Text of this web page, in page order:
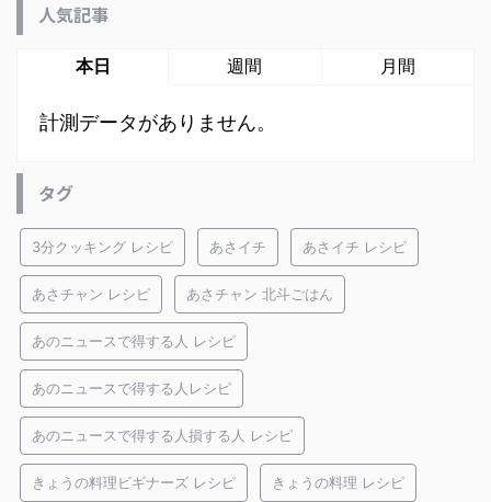
人気記事
本日 週間 月間
計測データがありません。
タグ
3分クッキング レシピ あさイチ あさイチ レシピ
あさチャン レシピ あさチャン 北斗ごはん
あのニュースで得する人 レシピ
あのニュースで得する人レシピ
あのニュースで得する人損する人 レシピ
きょうの料理ビギナーズ レシピ きょうの料理 レシピ